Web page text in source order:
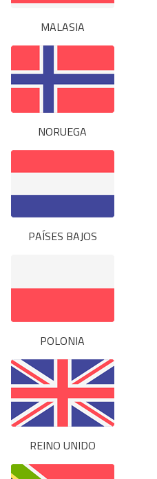
MALASIA
NORUEGA
PAÍSES BAJOS
POLONIA
REINO UNIDO